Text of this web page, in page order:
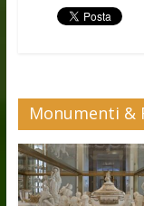
Monumenti &